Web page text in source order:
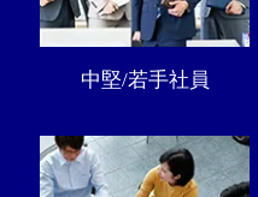
中堅/若手社員